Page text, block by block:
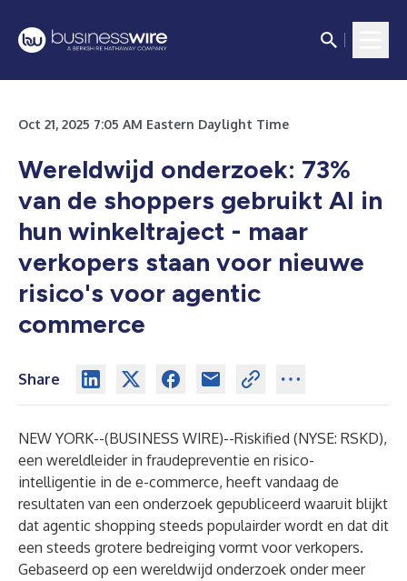
Oct 21, 2025 7:05 AM Eastern Daylight Time
Wereldwijd onderzoek: 73%
van de shoppers gebruikt AI in
hun winkeltraject - maar
verkopers staan voor nieuwe
risico's voor agentic
commerce
Share
NEW YORK--(BUSINESS WIRE)--Riskified (NYSE: RSKD),
een wereldleider in fraudepreventie en risico-
intelligentie in de e-commerce, heeft vandaag de
resultaten van een onderzoek gepubliceerd waaruit blijkt
dat agentic shopping steeds populairder wordt en dat dit
een steeds grotere bedreiging vormt voor verkopers.
Gebaseerd op een wereldwijd onderzoek onder meer